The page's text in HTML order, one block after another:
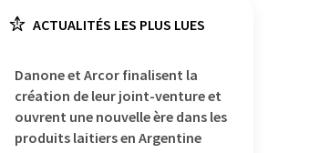
ACTUALITÉS LES PLUS LUES
Danone et Arcor finalisent la
création de leur joint-venture et
ouvrent une nouvelle ère dans les
produits laitiers en Argentine